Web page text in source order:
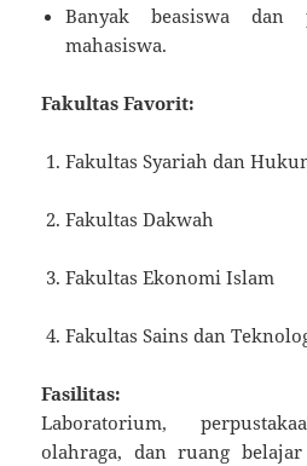
Banyak beasiswa dan
mahasiswa.
Fakultas Favorit:
Fakultas Syariah dan
Fakultas Dakwah
Fakultas Ekonomi Islam
Fakultas Sains dan
Fasilitas:
Laboratorium,
olahraga, dan ruang